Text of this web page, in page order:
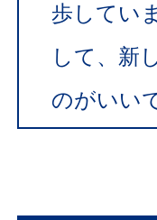
歩してい
して、新
のがいい